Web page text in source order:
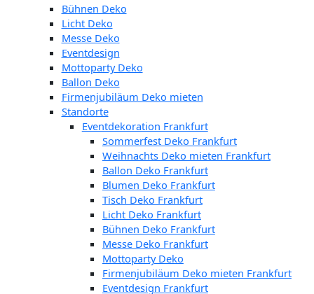
Bühnen Deko
Licht Deko
Messe Deko
Eventdesign
Mottoparty Deko
Ballon Deko
Firmenjubiläum Deko mieten
Standorte
Eventdekoration Frankfurt
Sommerfest Deko Frankfurt
Weihnachts Deko mieten Frankfurt
Ballon Deko Frankfurt
Blumen Deko Frankfurt
Tisch Deko Frankfurt
Licht Deko Frankfurt
Bühnen Deko Frankfurt
Messe Deko Frankfurt
Mottoparty Deko
Firmenjubiläum Deko mieten Frankfurt
Eventdesign Frankfurt